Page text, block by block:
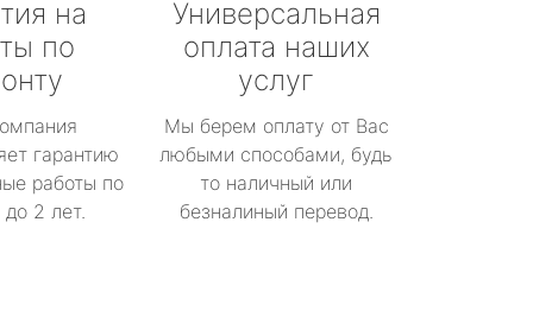
на
по
гарантию
работы по
2 лет.
Универсальная
оплата наших
услуг
Мы берем оплату от Вас
любыми способами, будь
то наличный или
безналиный перевод.